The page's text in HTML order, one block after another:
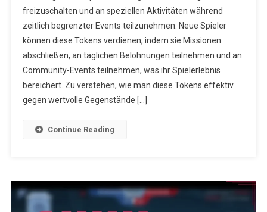
Tokens:
Tipps
Für
Neue
Spieler
freizuschalten und an speziellen Aktivitäten während
zeitlich begrenzter Events teilzunehmen. Neue Spieler
können diese Tokens verdienen, indem sie Missionen
abschließen, an täglichen Belohnungen teilnehmen und an
Community-Events teilnehmen, was ihr Spielerlebnis
bereichert. Zu verstehen, wie man diese Tokens effektiv
gegen wertvolle Gegenstände […]
Continue Reading